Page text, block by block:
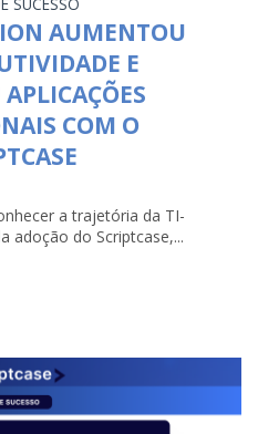
AUMENTOU
E
COM O
a trajetória da TI-
adoção do Scriptcase,...